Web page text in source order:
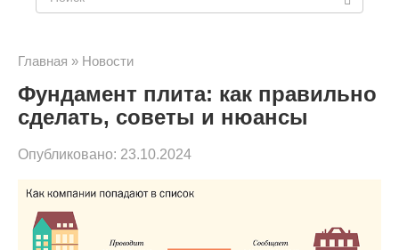
Главная » Новости
Фундамент плита: как правильно
сделать, советы и нюансы
Опубликовано: 23.10.2024